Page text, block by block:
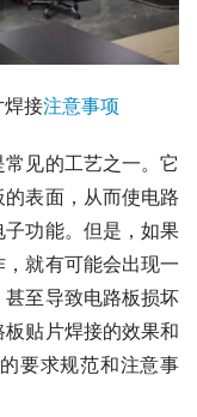
接注意事项
见的工艺之一。它
表面，从而使电路
功能。但是，如果
就有可能会出现一
至导致电路板损坏
贴片焊接的效果和
要求规范和注意事